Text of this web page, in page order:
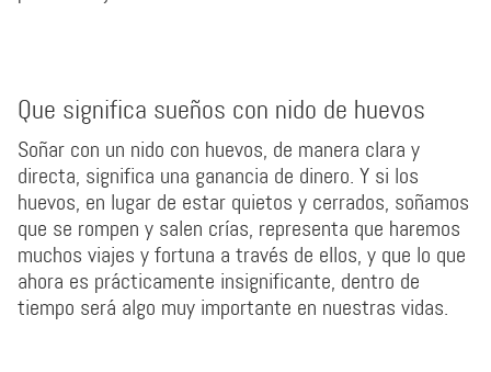
Que significa sueños con nido de huevos
Soñar con un nido con huevos, de manera clara y
directa, significa una ganancia de dinero. Y si los
huevos, en lugar de estar quietos y cerrados, soñamos
que se rompen y salen crías, representa que haremos
muchos viajes y fortuna a través de ellos, y que lo que
ahora es prácticamente insignificante, dentro de
tiempo será algo muy importante en nuestras vidas.